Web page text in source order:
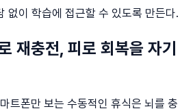
없이 학습에 접근할 수 있도록 만든다.
재충전, 피로 회복을 자기
트폰만 보는 수동적인 휴식은 뇌를 충